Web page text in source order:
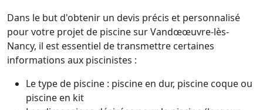
Dans le but d'obtenir un devis précis et personnalisé
pour votre projet de piscine sur Vandœœuvre-lès-
Nancy, il est essentiel de transmettre certaines
informations aux piscinistes :
Le type de piscine : piscine en dur, piscine coque ou
piscine en kit